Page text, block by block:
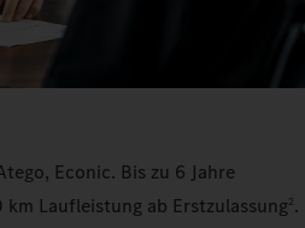
Econic. Bis zu 6 Jahre
Laufleistung ab Erstzulassung2.